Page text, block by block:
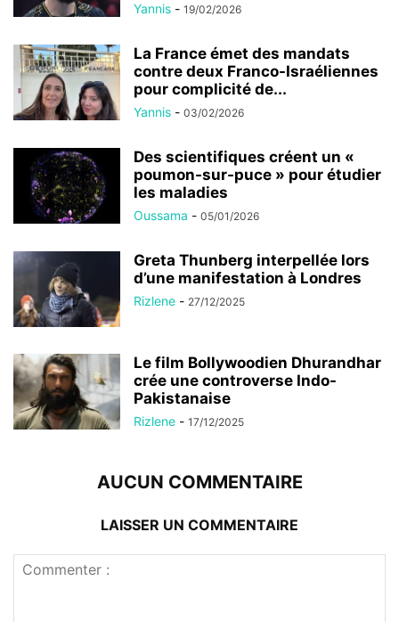
Yannis - 19/02/2026
La France émet des mandats
contre deux Franco-Israéliennes
pour complicité de...
Yannis - 03/02/2026
Des scientifiques créent un «
poumon-sur-puce » pour étudier
les maladies
Oussama - 05/01/2026
Greta Thunberg interpellée lors
d’une manifestation à Londres
Rizlene - 27/12/2025
Le film Bollywoodien Dhurandhar
crée une controverse Indo-
Pakistanaise
Rizlene - 17/12/2025
AUCUN COMMENTAIRE
LAISSER UN COMMENTAIRE